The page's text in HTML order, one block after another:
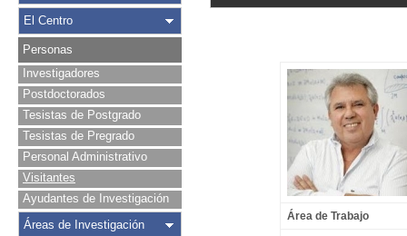
El Centro
Personas
Investigadores
Postdoctorados
Tesistas de Postgrado
Tesistas de Pregrado
Personal Administrativo
Visitantes
Ayudantes de Investigación
Áreas de Investigación
Área de Trabajo